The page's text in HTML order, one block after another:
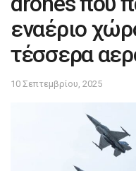
εναέριο
τέσσερα
10 Σεπτεμβρίου, 2025